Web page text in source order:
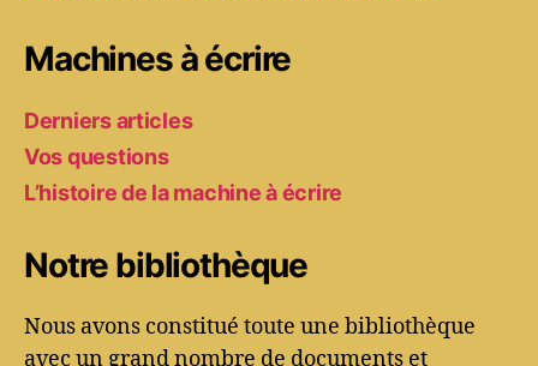
Machines à écrire
Derniers articles
Vos questions
L’histoire de la machine à écrire
Notre bibliothèque
Nous avons constitué toute une bibliothèque
avec un grand nombre de documents et